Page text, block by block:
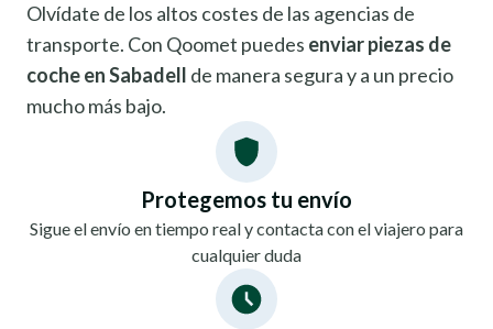
Olvídate de los altos costes de las agencias de
transporte. Con Qoomet puedes enviar piezas de
coche en Sabadell de manera segura y a un precio
mucho más bajo.
Protegemos tu envío
Sigue el envío en tiempo real y contacta con el viajero para
cualquier duda